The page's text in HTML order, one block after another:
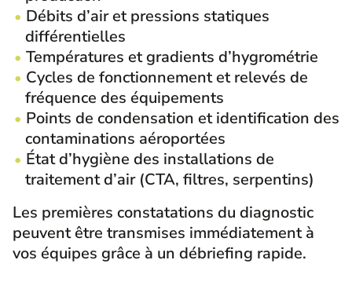
Débits d’air et pressions statiques
différentielles
Températures et gradients d’hygrométrie
Cycles de fonctionnement et relevés de
fréquence des équipements
Points de condensation et identification des
contaminations aéroportées
État d’hygiène des installations de
traitement d’air (CTA, filtres, serpentins)
Les premières constatations du diagnostic
peuvent être transmises immédiatement à
vos équipes grâce à un débriefing rapide.